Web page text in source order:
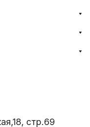
стр.69